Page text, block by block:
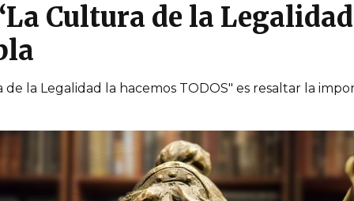
Cultura de la
la Legalidad la hacemos TODOS" es resaltar la